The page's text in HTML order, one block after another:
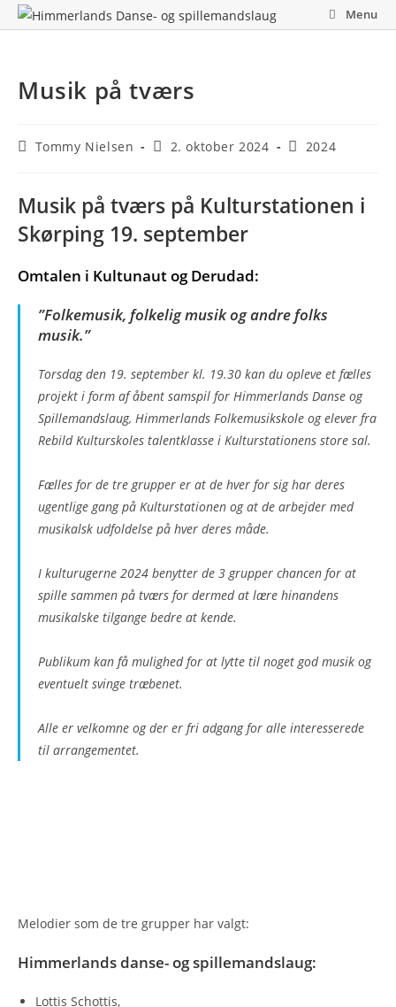
Skip
to
Menu
Musik på tværs
PostTommy Nielsen
Post2. oktober 2024
Post2024
Musik på tværs på Kulturstationen i
Skørping 19. september
Omtalen i Kultunaut og Derudad:
”Folkemusik, folkelig musik og andre folks
musik.”
Torsdag den 19. september kl. 19.30 kan du opleve et fælles
projekt i form af åbent samspil for Himmerlands Danse og
Spillemandslaug, Himmerlands Folkemusikskole og elever fra
Rebild Kulturskoles talentklasse i Kulturstationens store sal.
Fælles for de tre grupper er at de hver for sig har deres
ugentlige gang på Kulturstationen og at de arbejder med
musikalsk udfoldelse på hver deres måde.
I kulturugerne 2024 benytter de 3 grupper chancen for at
spille sammen på tværs for dermed at lære hinandens
musikalske tilgange bedre at kende.
Publikum kan få mulighed for at lytte til noget god musik og
eventuelt svinge træbenet.
Alle er velkomne og der er fri adgang for alle interesserede
til arrangementet.
Melodier som de tre grupper har valgt:
Himmerlands danse- og spillemandslaug:
Lottis Schottis,